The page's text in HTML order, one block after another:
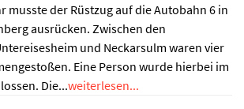
musste der Rüstzug auf die Autobahn 6 in
ausrücken. Zwischen den
und Neckarsulm waren vier
Eine Person wurde hierbei im
Die...weiterlesen...